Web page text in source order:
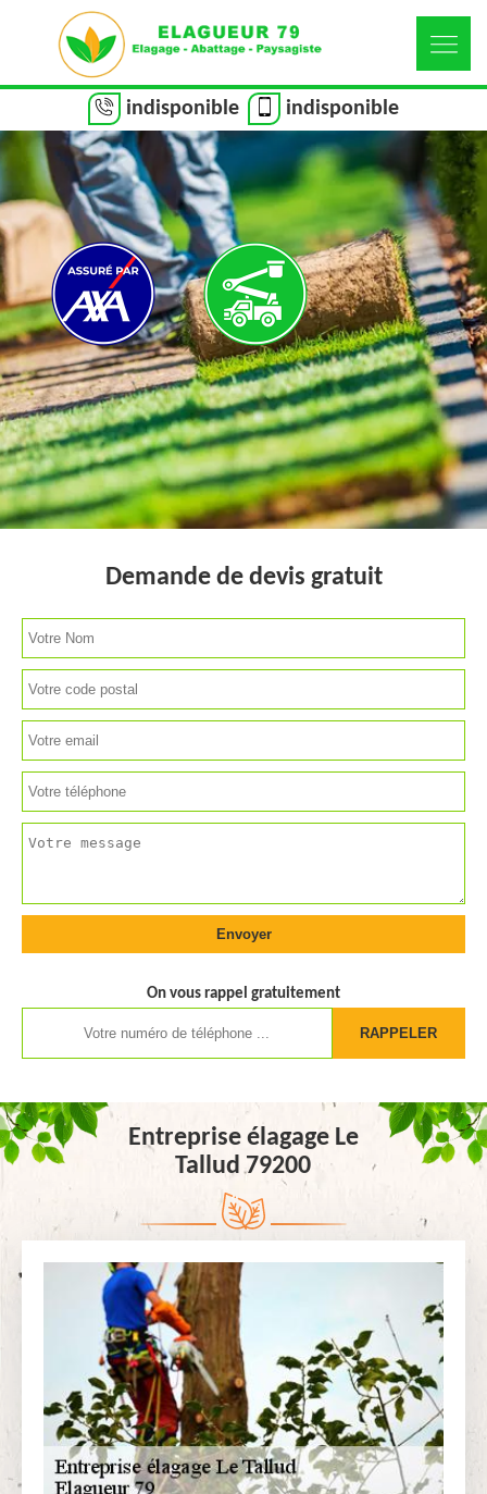
indisponible indisponible
Demande de devis gratuit
On vous rappel gratuitement
Entreprise élagage Le
Tallud 79200